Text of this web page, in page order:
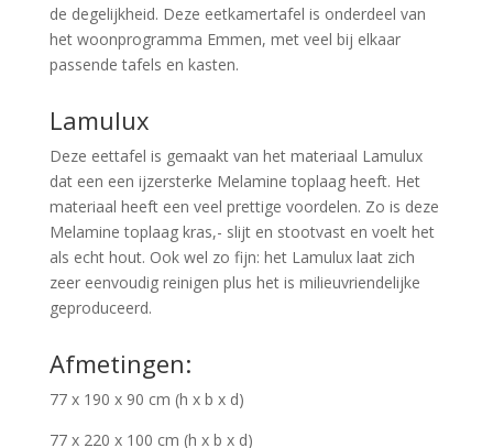
de degelijkheid. Deze eetkamertafel is onderdeel van
het woonprogramma Emmen, met veel bij elkaar
passende tafels en kasten.
Lamulux
Deze eettafel is gemaakt van het materiaal Lamulux
dat een een ijzersterke Melamine toplaag heeft. Het
materiaal heeft een veel prettige voordelen. Zo is deze
Melamine toplaag kras,- slijt en stootvast en voelt het
als echt hout. Ook wel zo fijn: het Lamulux laat zich
zeer eenvoudig reinigen plus het is milieuvriendelijke
geproduceerd.
Afmetingen:
77 x 190 x 90 cm (h x b x d)
77 x 220 x 100 cm (h x b x d)